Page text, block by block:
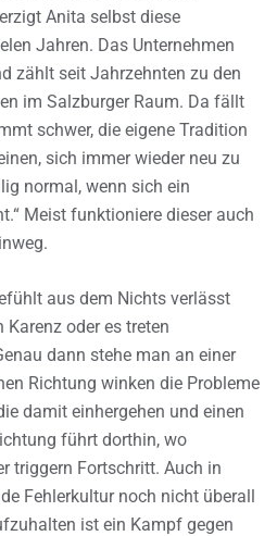
Anita selbst diese
Jahren. Das Unternehmen
zählt seit Jahrzehnten zu den
im Salzburger Raum. Da fällt
schwer, die eigene Tradition
sich immer wieder neu zu
normal, wenn sich ein
Meist funktioniere dieser auch
aus dem Nichts verlässt
oder es treten
dann stehe man an einer
Richtung winken die Probleme
damit einhergehen und einen
führt dorthin, wo
triggern Fortschritt. Auch in
Fehlerkultur noch nicht überall
ist ein Kampf gegen